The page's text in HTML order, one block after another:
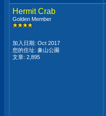
Hermit Crab
Golden Member
加入日期: Oct 2017
您的住址: 象山公園
文章: 2,895